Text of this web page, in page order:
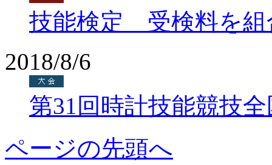
技能検定 受検料を組
2018/8/6
第31回時計技能競技
ページの先頭へ